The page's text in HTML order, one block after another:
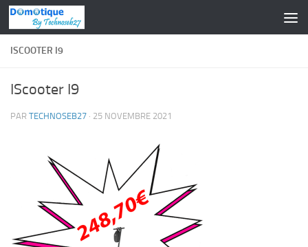
Skip to content
ISCOOTER I9
IScooter I9
PAR TECHNOSEB27 · 25 NOVEMBRE 2021